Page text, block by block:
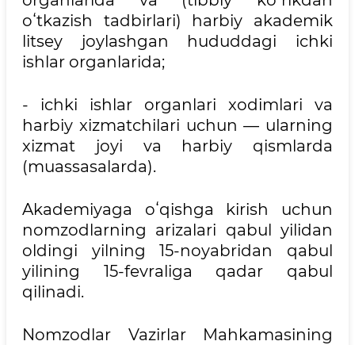
oʻtkazish tadbirlari) harbiy akademik
litsey joylashgan hududdagi ichki
ishlar organlarida;
- ichki ishlar organlari xodimlari va
harbiy xizmatchilari uchun — ularning
xizmat joyi va harbiy qismlarda
(muassasalarda).
Akademiyaga oʻqishga kirish uchun
nomzodlarning arizalari qabul yilidan
oldingi yilning 15-noyabridan qabul
yilining 15-fevraliga qadar qabul
qilinadi.
Nomzodlar Vazirlar Mahkamasining